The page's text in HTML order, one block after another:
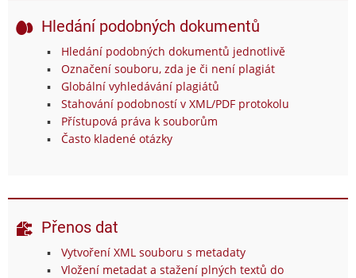
Hledání podobných dokumentů
Hledání podobných dokumentů jednotlivě
Označení souboru, zda je či není plagiát
Globální vyhledávání plagiátů
Stahování podobností v XML/PDF protokolu
Přístupová práva k souborům
Často kladené otázky
Přenos dat
Vytvoření XML souboru s metadaty
Vložení metadat a stažení plných textů do